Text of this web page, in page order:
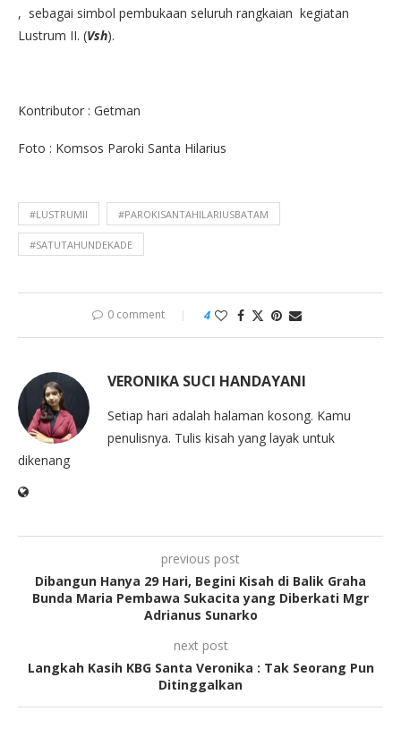
, sebagai simbol pembukaan seluruh rangkaian kegiatan
Lustrum II. (Vsh).
Kontributor : Getman
Foto : Komsos Paroki Santa Hilarius
#LUSTRUMII #PAROKISANTAHILARIUSBATAM
#SATUTAHUNDEKADE
0 comment 4
VERONIKA SUCI HANDAYANI
Setiap hari adalah halaman kosong. Kamu
penulisnya. Tulis kisah yang layak untuk
dikenang
previous post
Dibangun Hanya 29 Hari, Begini Kisah di Balik Graha
Bunda Maria Pembawa Sukacita yang Diberkati Mgr
Adrianus Sunarko
next post
Langkah Kasih KBG Santa Veronika : Tak Seorang Pun
Ditinggalkan